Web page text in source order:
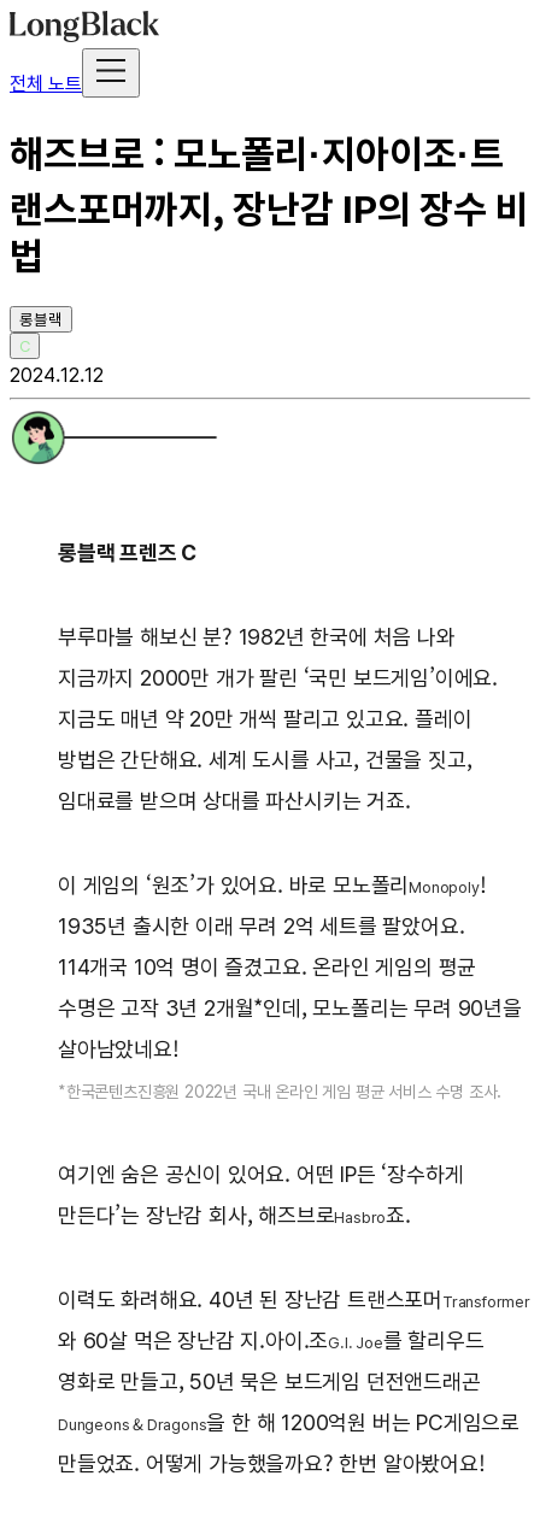
전체 노트
해즈브로 : 모노폴리·지아이조·트
랜스포머까지, 장난감 IP의 장수 비
법
롱블랙
C
2024.12.12
롱블랙 프렌즈 C
부루마블 해보신 분? 1982년 한국에 처음 나와
지금까지 2000만 개가 팔린 ‘국민 보드게임’이에요.
지금도 매년 약 20만 개씩 팔리고 있고요. 플레이
방법은 간단해요. 세계 도시를 사고, 건물을 짓고,
임대료를 받으며 상대를 파산시키는 거죠.
이 게임의 ‘원조’가 있어요. 바로 모노폴리Monopoly!
1935년 출시한 이래 무려 2억 세트를 팔았어요.
114개국 10억 명이 즐겼고요. 온라인 게임의 평균
수명은 고작 3년 2개월*인데, 모노폴리는 무려 90년을
살아남았네요!
*한국콘텐츠진흥원 2022년 국내 온라인 게임 평균 서비스 수명 조사.
여기엔 숨은 공신이 있어요. 어떤 IP든 ‘장수하게
만든다’는 장난감 회사, 해즈브로Hasbro죠.
이력도 화려해요. 40년 된 장난감 트랜스포머 Transformer
와 60살 먹은 장난감 지.아이.조G.I. Joe를 할리우드
영화로 만들고, 50년 묵은 보드게임 던전앤드래곤
Dungeons & Dragons을 한 해 1200억원 버는 PC게임으로
만들었죠. 어떻게 가능했을까요? 한번 알아봤어요!